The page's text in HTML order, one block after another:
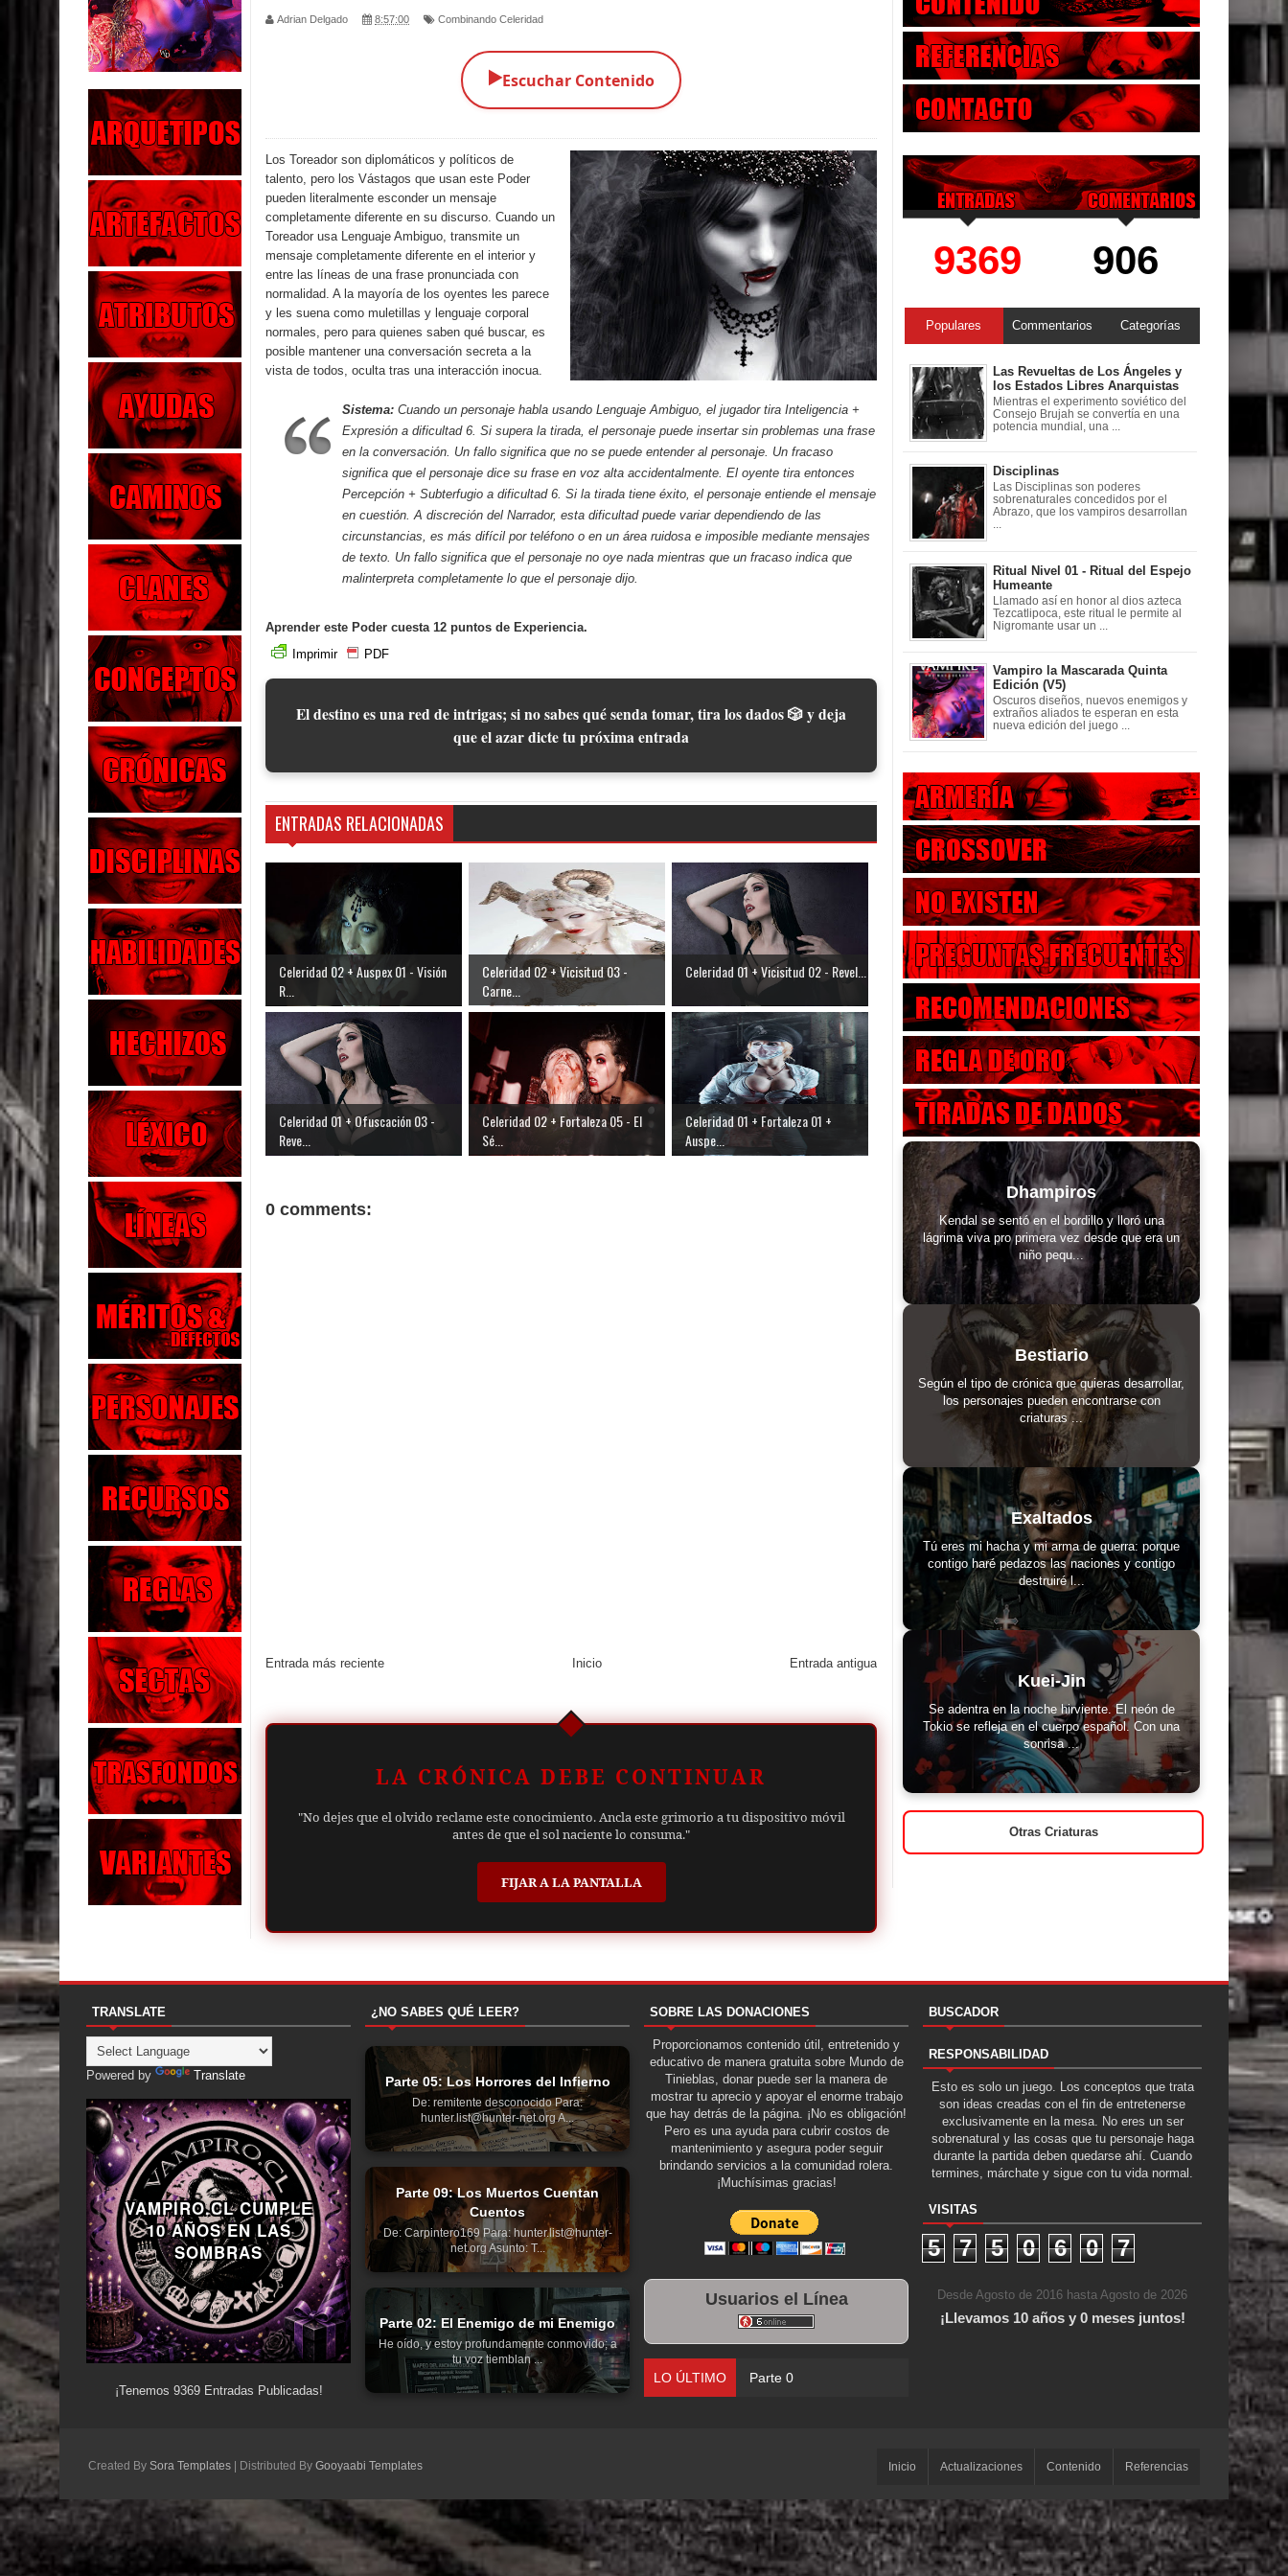
Parte 04: Oídos Sordos
Parte 03: La Traición
Parte 02: Vuelve el Hijo Prodigo
Parte 01: El Comienzo
Parte 01: El Enemigo Interior
Exaltados y Muertos Vivientes
Los Muertos se Levantan (Relato)
Los Monstruos más Buscados
Parte 09: Los Muertos Cuentan Cuentos
Adrian Delgado 8:57:00 Combinando Celeridad
▶️Escuchar Contenido
Los Toreador son diplomáticos y políticos de
talento, pero los Vástagos que usan este Poder
pueden literalmente esconder un mensaje
completamente diferente en su discurso. Cuando un
Toreador usa Lenguaje Ambiguo, transmite un
mensaje completamente diferente en el interior y
entre las líneas de una frase pronunciada con
normalidad. A la mayoría de los oyentes les parece
y les suena como muletillas y lenguaje corporal
normales, pero para quienes saben qué buscar, es
posible mantener una conversación secreta a la
vista de todos, oculta tras una interacción inocua.
Sistema: Cuando un personaje habla usando Lenguaje Ambiguo, el jugador tira Inteligencia +
Expresión a dificultad 6. Si supera la tirada, el personaje puede insertar sin problemas una frase
en la conversación. Un fallo significa que no se puede entender al personaje. Un fracaso
significa que el personaje dice su frase en voz alta accidentalmente. El oyente tira entonces
Percepción + Subterfugio a dificultad 6. Si la tirada tiene éxito, el personaje entiende el mensaje
en cuestión. A discreción del Narrador, esta dificultad puede variar dependiendo de las
circunstancias, es más difícil por teléfono o en un área ruidosa e imposible mediante mensajes
de texto. Un fallo significa que el personaje no oye nada mientras que un fracaso indica que
malinterpreta completamente lo que el personaje dijo.
Aprender este Poder cuesta 12 puntos de Experiencia.
Imprimir
PDF
El destino es una red de intrigas; si no sabes qué senda tomar, tira los dados 🎲 y deja
que el azar dicte tu próxima entrada
ENTRADAS RELACIONADAS
Celeridad 02 + Auspex 01 - Visión
R...
Celeridad 02 + Vicisitud 03 -
Carne...
Celeridad 01 + Vicisitud 02 - Revel...
Celeridad 01 + Ofuscación 03 -
Reve...
Celeridad 02 + Fortaleza 05 - El
Sé...
Celeridad 01 + Fortaleza 01 +
Auspe...
0 comments:
Entrada más reciente Entrada antigua
Inicio
LA CRÓNICA DEBE CONTINUAR
"No dejes que el olvido reclame este conocimiento. Ancla este grimorio a tu dispositivo móvil
antes de que el sol naciente lo consuma."
FIJAR A LA PANTALLA
9369 906
Populares Commentarios Categorías
Las Revueltas de Los Ángeles y
los Estados Libres Anarquistas
Mientras el experimento soviético del
Consejo Brujah se convertía en una
potencia mundial, una ...
Disciplinas
Las Disciplinas son poderes
sobrenaturales concedidos por el
Abrazo, que los vampiros desarrollan
Ritual Nivel 01 - Ritual del Espejo
Humeante
Llamado así en honor al dios azteca
Tezcatlipoca, este ritual le permite al
Nigromante usar un ...
Vampiro la Mascarada Quinta
Edición (V5)
Oscuros diseños, nuevos enemigos y
extraños aliados te esperan en esta
nueva edición del juego ...
Dhampiros
Kendal se sentó en el bordillo y lloró una
lágrima viva pro primera vez desde que era un
niño pequ...
Bestiario
Según el tipo de crónica que quieras desarrollar,
los personajes pueden encontrarse con
criaturas ...
Exaltados
Tú eres mi hacha y mi arma de guerra: porque
contigo haré pedazos las naciones y contigo
destruiré l...
Kuei-Jin
Se adentra en la noche hirviente. El neón de
Tokio se refleja en el cuerpo español. Con una
sonrisa ...
Otras Criaturas
TRANSLATE
Powered by Translate
VAMPIRO.CL CUMPLE
10 AÑOS EN LAS
SOMBRAS
¡Tenemos 9369Entradas Publicadas!
¿NO SABES QUÉ LEER?
Parte 05: Los Horrores del Infierno
De: remitente desconocido Para:
hunter.list@hunter-net.org A...
Parte 09: Los Muertos Cuentan
Cuentos
De: Carpintero169 Para: hunter.list@hunter-
net.org Asunto: T...
Parte 02: El Enemigo de mi Enemigo
He oído, y estoy profundamente conmovido; a
tu voz tiemblan ...
SOBRE LAS DONACIONES
Proporcionamos contenido útil, entretenido y
educativo de manera gratuita sobre Mundo de
Tinieblas, donar puede ser la manera de
mostrar tu aprecio y apoyar el enorme trabajo
que hay detrás de la página. ¡No es obligación!
Pero es una ayuda para cubrir costos de
mantenimiento y asegura poder seguir
brindando servicios a la comunidad rolera.
¡Muchísimas gracias!
Usuarios el Línea
LO ÚLTIMO Parte 08: Ultratumba
BUSCADOR
RESPONSABILIDAD
Esto es solo un juego. Los conceptos que trata
son ideas creadas con el fin de entretenerse
exclusivamente en la mesa. No eres un ser
sobrenatural y las cosas que tu personaje haga
durante la partida deben quedarse ahí. Cuando
termines, márchate y sigue con tu vida normal.
VISITAS
5 7 5 0 6 0 7
Desde Agosto de 2016 hasta Agosto de 2026
¡Llevamos 10 años y 0 meses juntos!
Created By Sora Templates | Distributed By Gooyaabi Templates Inicio Actualizaciones Contenido Referencias